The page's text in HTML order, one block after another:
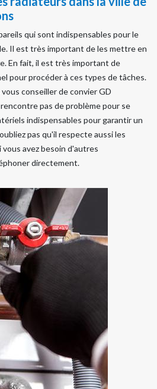
qui sont indispensables pour le
Il est très important de les mettre en
En fait, il est très important de
pour procéder à ces types de tâches.
conseiller de convier GD
pas de problème pour se
indispensables pour garantir un
pas qu'il respecte aussi les
avez besoin d'autres
directement.